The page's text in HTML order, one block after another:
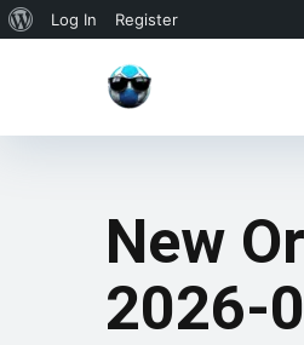
WordPressi
Log In Register
New
2026-